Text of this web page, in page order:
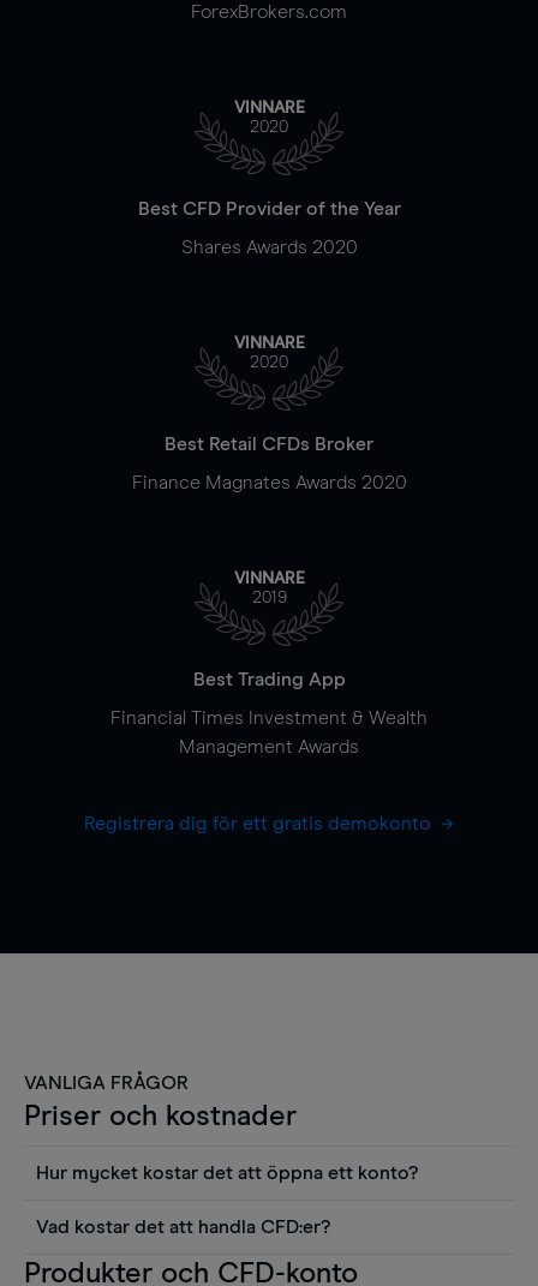
ForexBrokers.com
VINNARE
2020
Best CFD Provider of the Year
Shares Awards 2020
VINNARE
2020
Best Retail CFDs Broker
Finance Magnates Awards 2020
VINNARE
2019
Best Trading App
Financial Times Investment & Wealth
Management Awards
Registrera dig för ett gratis demokonto
VANLIGA FRÅGOR
Priser och kostnader
Hur mycket kostar det att öppna ett konto?
använda sådana verktyg som diagram, Reuters
Vad kostar det att handla CFD:er?
Det är en rad kostnader att tänka på när man
Produkter och CFD-konto